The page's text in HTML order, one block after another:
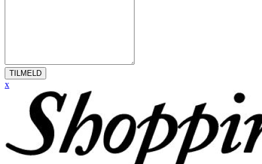
TILMELD
x